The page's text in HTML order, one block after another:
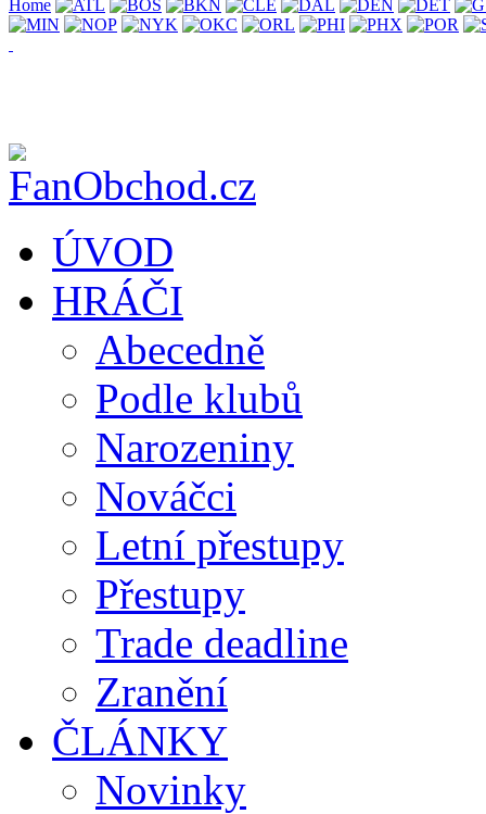
Home
ÚVOD
HRÁČI
Abecedně
Podle klubů
Narozeniny
Nováčci
Letní přestupy
Přestupy
Trade deadline
Zranění
ČLÁNKY
Novinky